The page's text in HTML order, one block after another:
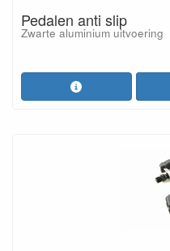
Pedalen anti slip
Zwarte aluminium uitvoering